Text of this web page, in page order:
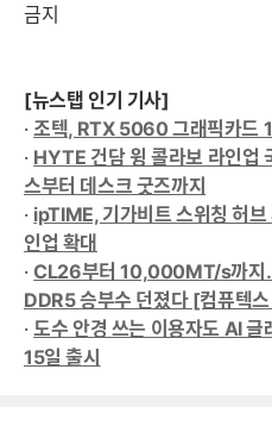
금지
[뉴스탭 인기 기사]
·조텍, RTX 5060 그래픽카드
· HYTE 건담 윙 콜라보 라인업
스부터 데스크 굿즈까지
· ipTIME, 기가비트 스위칭 허
인업 확대
· CL26부터 10,000MT/s까지
DDR5 승부수 던졌다 [컴퓨텍
·도수 안경 쓰는 이용자도 AI
15일 출시